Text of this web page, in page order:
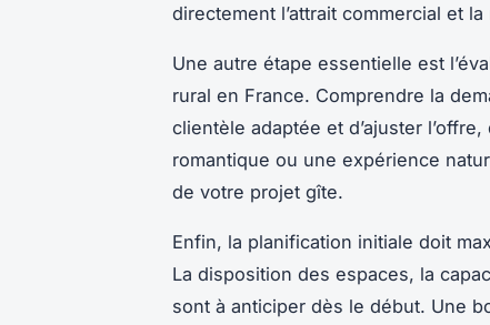
directement l’attrait commercial et
Une autre étape essentielle est
rural en France. Comprendre la
clientèle adaptée et d’ajuster
romantique ou une expérience
de votre projet gîte.
Enfin, la planification initiale doit
La disposition des espaces, la
sont à anticiper dès le début. Une